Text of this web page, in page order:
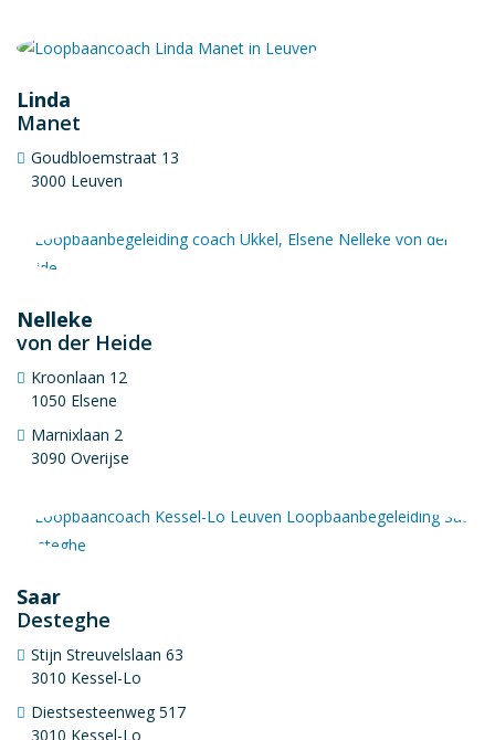
Linda
Manet
Goudbloemstraat 13
3000 Leuven
Nelleke
von der Heide
Kroonlaan 12
1050 Elsene
Marnixlaan 2
3090 Overijse
Saar
Desteghe
Stijn Streuvelslaan 63
3010 Kessel-Lo
Diestsesteenweg 517
3010 Kessel-Lo